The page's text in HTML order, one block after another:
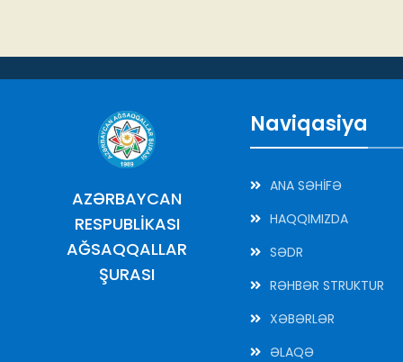
AZƏRBAYCAN
RESPUBLİKASI
AĞSAQQALLAR
ŞURASI
Naviqasiya
ANA SƏHİFƏ
HAQQIMIZDA
SƏDR
RƏHBƏR STRUKTUR
XƏBƏRLƏR
ƏLAQƏ